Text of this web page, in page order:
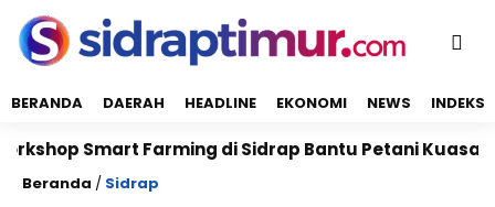
BERANDA DAERAH HEADLINE EKONOMI NEWS INDEKS
Smart Farming di Sidrap Bantu Petani Kuasai
Beranda / Sidrap